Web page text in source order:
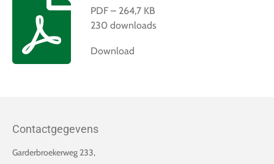
PDF – 264,7 KB
230 downloads
Download
Contactgegevens
Garderbroekerweg 233,